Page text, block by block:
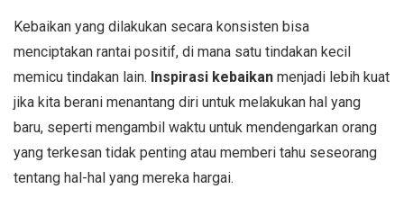
Kebaikan yang dilakukan secara konsisten bisa
menciptakan rantai positif, di mana satu tindakan kecil
memicu tindakan lain. Inspirasi kebaikan menjadi lebih kuat
jika kita berani menantang diri untuk melakukan hal yang
baru, seperti mengambil waktu untuk mendengarkan orang
yang terkesan tidak penting atau memberi tahu seseorang
tentang hal-hal yang mereka hargai.